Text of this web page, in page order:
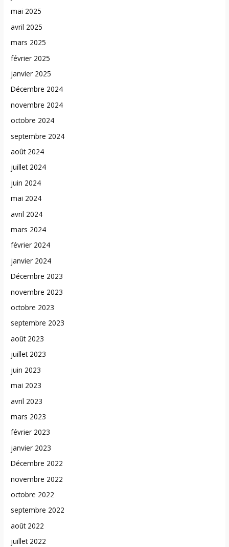
mai 2025
avril 2025
mars 2025
février 2025
janvier 2025
Décembre 2024
novembre 2024
octobre 2024
septembre 2024
août 2024
juillet 2024
juin 2024
mai 2024
avril 2024
mars 2024
février 2024
janvier 2024
Décembre 2023
novembre 2023
octobre 2023
septembre 2023
août 2023
juillet 2023
juin 2023
mai 2023
avril 2023
mars 2023
février 2023
janvier 2023
Décembre 2022
novembre 2022
octobre 2022
septembre 2022
août 2022
juillet 2022